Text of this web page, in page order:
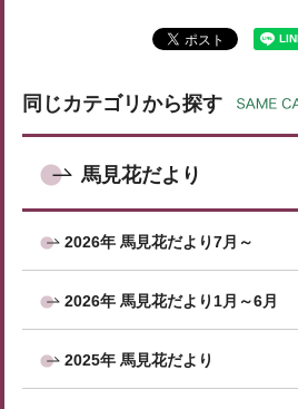
同じカテゴリから探す
馬見花だより
2026年 馬見花だより7月～
2026年 馬見花だより1月～6月
2025年 馬見花だより